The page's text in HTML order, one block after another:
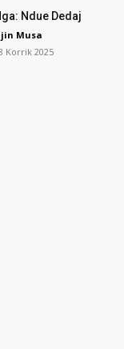
Ndue Dedaj
Musa
Korrik 2025